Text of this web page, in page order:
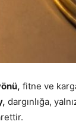
fitne ve
dargınlığa,